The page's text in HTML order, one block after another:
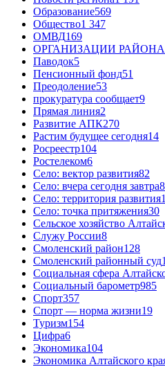
Образование569
Общество1 347
ОМВД169
ОРГАНИЗАЦИИ РАЙОНА
Паводок5
Пенсионный фонд51
Преодоление53
прокуратура сообщает9
Прямая линия2
Развитие АПК270
Растим будущее сегодня14
Росреестр104
Ростелеком6
Село: вектор развития82
Село: вчера сегодня завтра
Село: территория развития
Село: точка притяжения30
Сельское хозяйство
Служу России8
Смоленский район128
Смоленский районный суд
Социальная сфера
Социальный барометр985
Спорт357
Спорт — норма жизни19
Туризм154
Цифра6
Экономика104
Экономика Алтайского